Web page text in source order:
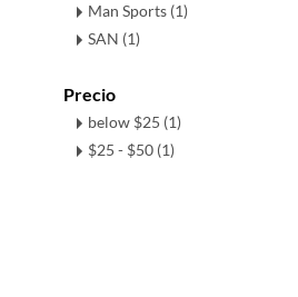
Man Sports (1)
SAN (1)
Precio
below $25 (1)
$25 - $50 (1)